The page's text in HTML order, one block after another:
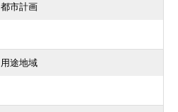
都市計画
用途地域